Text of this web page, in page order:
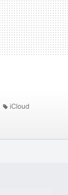
iCloud